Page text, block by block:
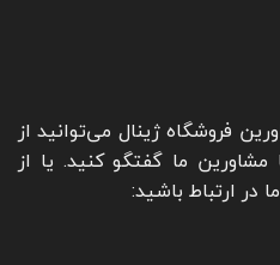
فروشگاه ژینال می‌توانید از
ما گفتگو کنید. یا از
در ارتباط باشید: